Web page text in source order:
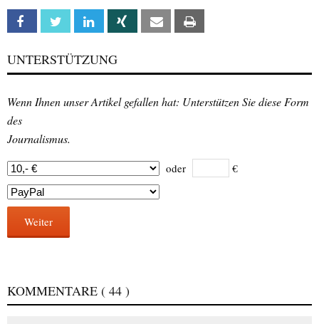
Facebook Twitter Linkedin Xing Email
UNTERSTÜTZUNG
Wenn Ihnen unser Artikel gefallen hat: Unterstützen Sie diese Form
des
Journalismus.
oder €
Weiter
KOMMENTARE ( 44 )